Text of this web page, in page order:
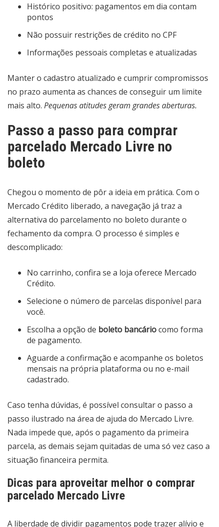
Histórico positivo: pagamentos em dia contam
pontos
Não possuir restrições de crédito no CPF
Informações pessoais completas e atualizadas
Manter o cadastro atualizado e cumprir compromissos
no prazo aumenta as chances de conseguir um limite
mais alto. Pequenas atitudes geram grandes aberturas.
Passo a passo para comprar
parcelado Mercado Livre no
boleto
Chegou o momento de pôr a ideia em prática. Com o
Mercado Crédito liberado, a navegação já traz a
alternativa do parcelamento no boleto durante o
fechamento da compra. O processo é simples e
descomplicado:
No carrinho, confira se a loja oferece Mercado
Crédito.
Selecione o número de parcelas disponível para
você.
Escolha a opção de boleto bancáriocomo forma
de pagamento.
Aguarde a confirmação e acompanhe os boletos
mensais na própria plataforma ou no e-mail
cadastrado.
Caso tenha dúvidas, é possível consultar o passo a
passo ilustrado na área de ajuda do Mercado Livre.
Nada impede que, após o pagamento da primeira
parcela, as demais sejam quitadas de uma só vez caso a
situação financeira permita.
Dicas para aproveitar melhor o comprar
parcelado Mercado Livre
A liberdade de dividir pagamentos pode trazer alívio e